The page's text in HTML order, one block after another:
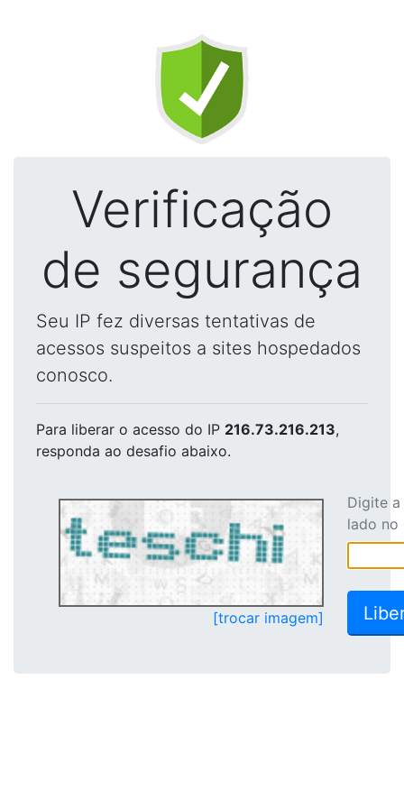
Verificação
de segurança
Seu IP fez diversas tentativas de
acessos suspeitos a sites hospedados
conosco.
Para liberar o acesso do IP 216.73.216.213,
responda ao desafio abaixo.
[trocar imagem]
Digite
lado no